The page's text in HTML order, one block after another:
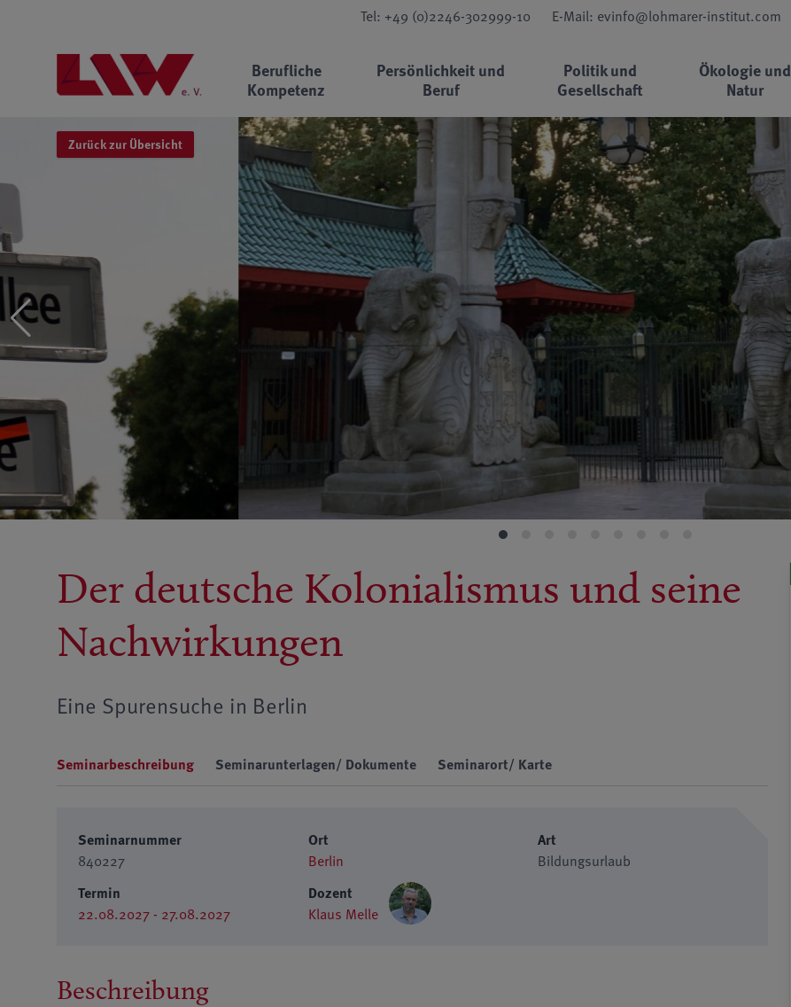
Tel: +49 (0)2246-302999-10 E-Mail: evinfo@lohmarer-institut.com
Berufliche
Kompetenz
Persönlichkeit und
Beruf
Politik und
Gesellschaft
Ökologie und
Natur
Zurück zur Übersicht
Der deutsche Kolonialismus und seine
Nachwirkungen
Eine Spurensuche in Berlin
Seminarbeschreibung Seminarunterlagen/ Dokumente Seminarort/ Karte
Seminarnummer
840227
Termin
22.08.2027 - 27.08.2027
Ort
Berlin
Dozent
Klaus Melle
Art
Bildungsurlaub
Beschreibung